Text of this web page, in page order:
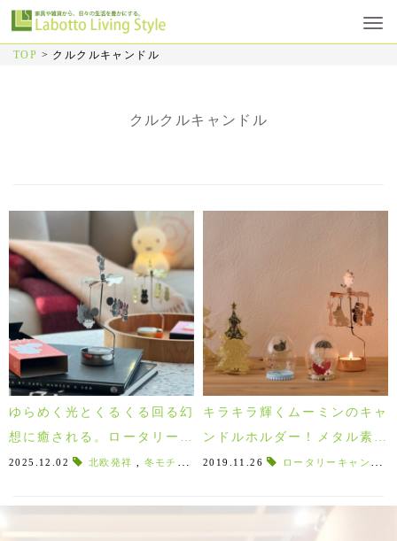
TOP > クルクルキャンドル
クルクルキャンドル
ゆらめく光とくるくる回る幻
想に癒される。ロータリーキ
ャンドルホルダーで過ごす特
2025.12.02 北欧発祥 冬モチーフ ,雪の結晶 , ダーナラホース,くるく
キラキラ輝くムーミンのキャ
ンドルホルダー！メタル素材
のインテリア雑貨たち。
2019.11.26 ロータリーキャンドル